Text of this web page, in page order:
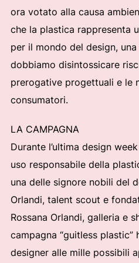
ora votato alla causa
che la plastica rappresenta
per il mondo del design, una
dobbiamo disintossicare
prerogative progettuali e le
consumatori.
LA CAMPAGNA
Durante l’ultima design
uso responsabile della
una delle signore nobili del
Orlandi, talent scout e
Rossana Orlandi, galleria e
campagna “guitless
designer alle mille possibili